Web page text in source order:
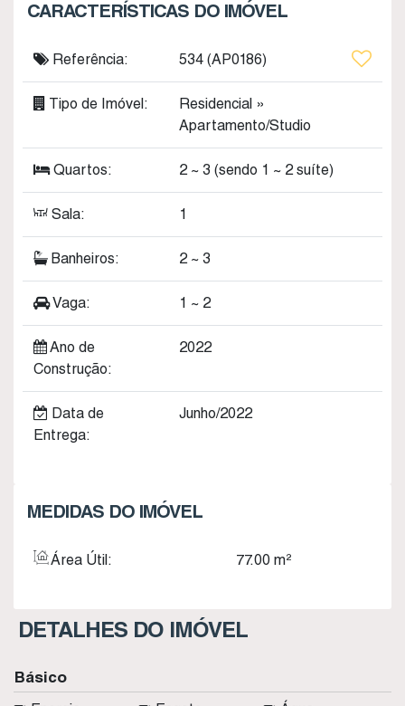
CARACTERÍSTICAS DO IMÓVEL
Referência: 534 (AP0186)
Tipo de Imóvel: Residencial »
Apartamento/Studio
Quartos: 2 ~ 3 (sendo 1 ~ 2 suíte)
Sala: 1
Banheiros: 2 ~ 3
Vaga: 1 ~ 2
Ano de
Construção:
2022
Data de
Entrega:
Junho/2022
MEDIDAS DO IMÓVEL
Área Útil: 77.00 m²
DETALHES DO IMÓVEL
Básico